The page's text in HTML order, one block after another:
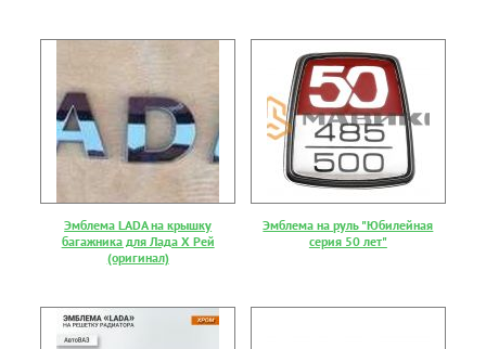
Эмблема LADA на крышку
багажника для Лада Х Рей
(оригинал)
Эмблема на руль "Юбилейная
серия 50 лет"